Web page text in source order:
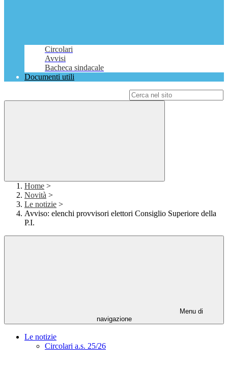
Circolari
Avvisi
Bacheca sindacale
Documenti utili
Home >
Novità >
Le notizie >
Avviso: elenchi provvisori elettori Consiglio Superiore della
P.I.
Menu di
navigazione
Le notizie
Circolari a.s. 25/26